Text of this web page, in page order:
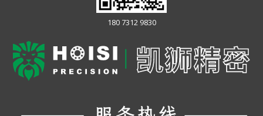
180 7312 9830